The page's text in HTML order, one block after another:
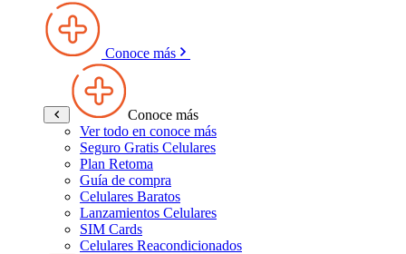
Conoce más
Conoce más
Ver todo en conoce más
Seguro Gratis Celulares
Plan Retoma
Guía de compra
Celulares Baratos
Lanzamientos Celulares
SIM Cards
Celulares Reacondicionados